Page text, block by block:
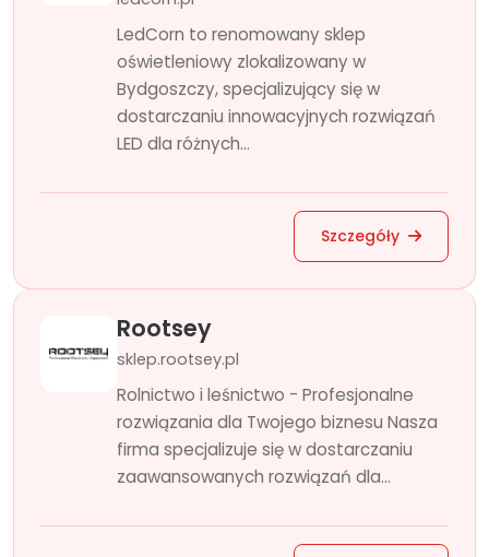
LedCorn to renomowany sklep
oświetleniowy zlokalizowany w
Bydgoszczy, specjalizujący się w
dostarczaniu innowacyjnych rozwiązań
LED dla różnych...
Szczegóły
Rootsey
sklep.rootsey.pl
Rolnictwo i leśnictwo - Profesjonalne
rozwiązania dla Twojego biznesu Nasza
firma specjalizuje się w dostarczaniu
zaawansowanych rozwiązań dla...